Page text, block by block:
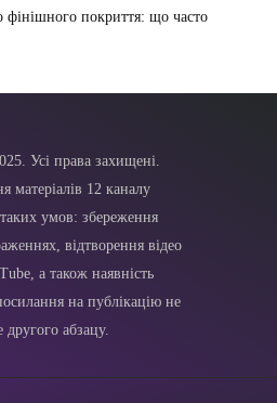
фінішного покриття: що часто
Усі права захищені.
матеріалів 12 каналу
умов: збереження
відтворення відео
а також наявність
на публікацію не
абзацу.